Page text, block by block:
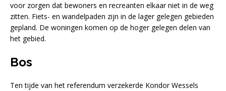
voor zorgen dat bewoners en recreanten elkaar niet in de weg
zitten. Fiets- en wandelpaden zijn in de lager gelegen gebieden
gepland. De woningen komen op de hoger gelegen delen van
het gebied.
Bos
Ten tijde van het referendum verzekerde Kondor Wessels